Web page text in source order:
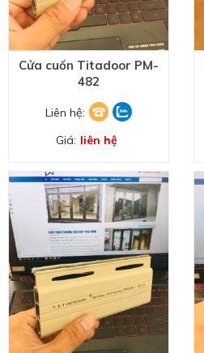
Cửa cuốn Titadoor PM-
482
Liên hệ:
Giá: liên hệ